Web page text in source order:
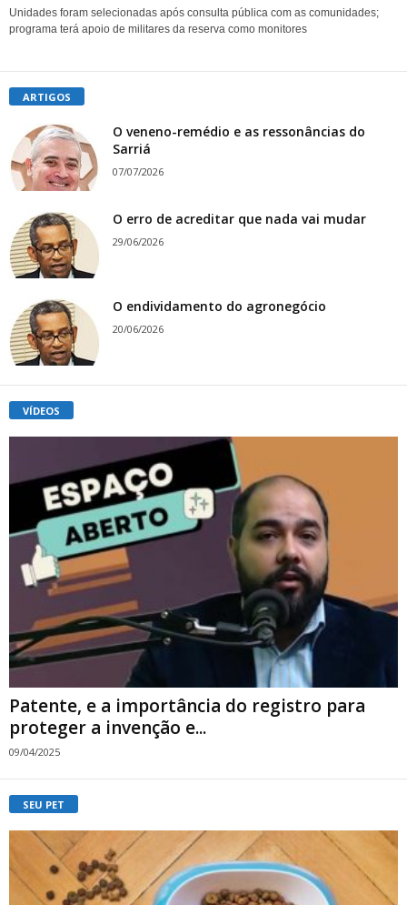
Unidades foram selecionadas após consulta pública com as comunidades;
programa terá apoio de militares da reserva como monitores
ARTIGOS
O veneno-remédio e as ressonâncias do
Sarriá
07/07/2026
O erro de acreditar que nada vai mudar
29/06/2026
O endividamento do agronegócio
20/06/2026
VÍDEOS
Patente, e a importância do registro para
proteger a invenção e...
09/04/2025
SEU PET